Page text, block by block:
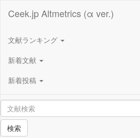
Ceek.jp Altmetrics (α ver.)
文献ランキング
新着文献
新着投稿
検索